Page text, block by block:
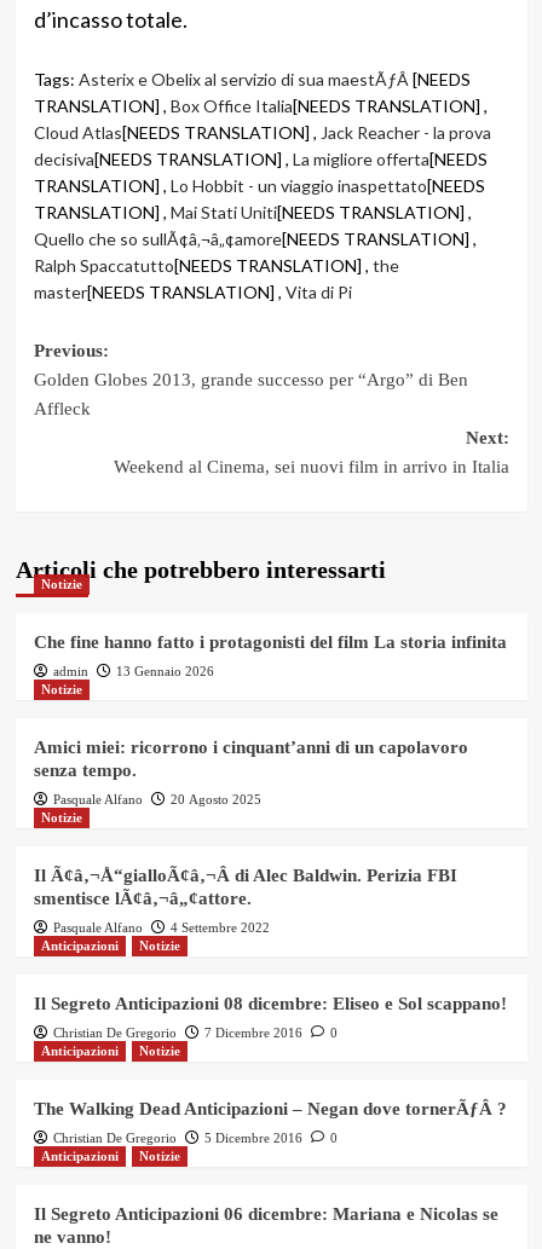
d’incasso totale.
Tags: Asterix e Obelix al servizio di sua maestÃƒÂ [NEEDS
TRANSLATION] , Box Office Italia[NEEDS TRANSLATION] ,
Cloud Atlas[NEEDS TRANSLATION] , Jack Reacher - la prova
decisiva[NEEDS TRANSLATION] , La migliore offerta[NEEDS
TRANSLATION] , Lo Hobbit - un viaggio inaspettato[NEEDS
TRANSLATION] , Mai Stati Uniti[NEEDS TRANSLATION] ,
Quello che so sullÃ¢â‚¬â„¢amore[NEEDS TRANSLATION] ,
Ralph Spaccatutto[NEEDS TRANSLATION] , the
master[NEEDS TRANSLATION] , Vita di Pi
Post
navigation
Previous:
Golden Globes 2013, grande successo per “Argo” di Ben
Affleck
Next:
Weekend al Cinema, sei nuovi film in arrivo in Italia
Articoli che potrebbero interessarti
Notizie
Che fine hanno fatto i protagonisti del film La storia infinita
admin
13 Gennaio 2026
Notizie
Amici miei: ricorrono i cinquant’anni di un capolavoro
senza tempo.
Pasquale Alfano
20 Agosto 2025
Notizie
Il Ã¢â‚¬Å“gialloÃ¢â‚¬Â di Alec Baldwin. Perizia FBI
smentisce lÃ¢â‚¬â„¢attore.
Pasquale Alfano
4 Settembre 2022
Anticipazioni
Notizie
Il Segreto Anticipazioni 08 dicembre: Eliseo e Sol scappano!
Christian De Gregorio 7 Dicembre 2016
0
Anticipazioni
Notizie
The Walking Dead Anticipazioni – Negan dove tornerÃƒÂ ?
Christian De Gregorio 5 Dicembre 2016
0
Anticipazioni
Notizie
Il Segreto Anticipazioni 06 dicembre: Mariana e Nicolas se
ne vanno!